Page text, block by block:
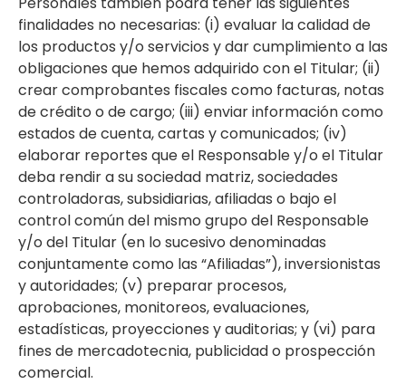
finalidades no necesarias: (i) evaluar la calidad de
los productos y/o servicios y dar cumplimiento a las
obligaciones que hemos adquirido con el Titular; (ii)
crear comprobantes fiscales como facturas, notas
de crédito o de cargo; (iii) enviar información como
estados de cuenta, cartas y comunicados; (iv)
elaborar reportes que el Responsable y/o el Titular
deba rendir a su sociedad matriz, sociedades
controladoras, subsidiarias, afiliadas o bajo el
control común del mismo grupo del Responsable
y/o del Titular (en lo sucesivo denominadas
conjuntamente como las “Afiliadas”), inversionistas
y autoridades; (v) preparar procesos,
aprobaciones, monitoreos, evaluaciones,
estadísticas, proyecciones y auditorias; y (vi) para
fines de mercadotecnia, publicidad o prospección
comercial.